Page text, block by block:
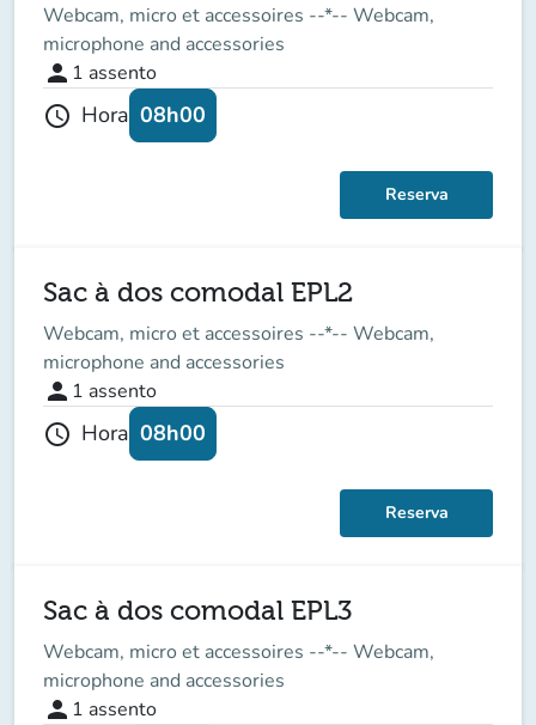
Webcam, micro et accessoires --*-- Webcam,
microphone and accessories
person 1 assento
schedule Hora 08h00
Reserva
Sac à dos comodal EPL2
Webcam, micro et accessoires --*-- Webcam,
microphone and accessories
person 1 assento
schedule Hora 08h00
Reserva
Sac à dos comodal EPL3
Webcam, micro et accessoires --*-- Webcam,
microphone and accessories
person 1 assento